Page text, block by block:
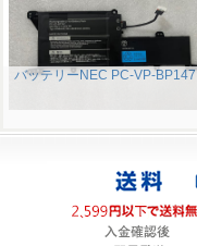
バッテリーNEC PC-VP-BP147